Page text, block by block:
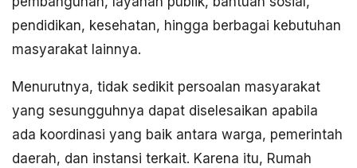
pendidikan, kesehatan, hingga berbagai kebutuhan
masyarakat lainnya.
Menurutnya, tidak sedikit persoalan masyarakat
yang sesungguhnya dapat diselesaikan apabila
ada koordinasi yang baik antara warga, pemerintah
daerah, dan instansi terkait. Karena itu, Rumah